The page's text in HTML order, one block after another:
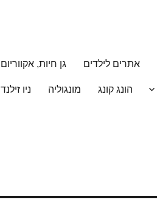
אתרים לילדים גן חיות, אקווריום
הונג קונג מונגוליה ניו זילנד